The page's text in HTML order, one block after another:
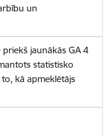
un
jaunākās GA 4
statistisko
kā apmeklētājs